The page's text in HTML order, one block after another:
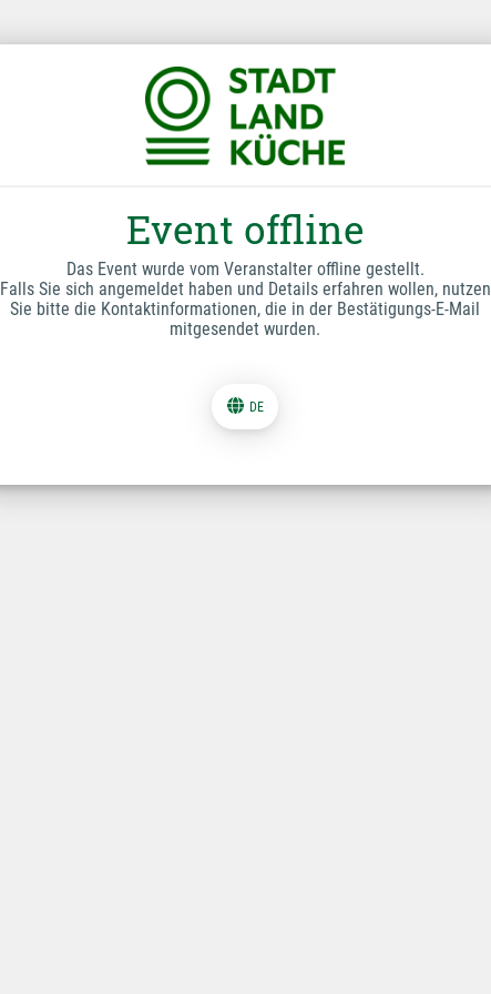
Event offline
Das Event wurde vom Veranstalter offline gestellt.
Falls Sie sich angemeldet haben und Details erfahren wollen, nutzen
Sie bitte die Kontaktinformationen, die in der Bestätigungs-E-Mail
mitgesendet wurden.
DE